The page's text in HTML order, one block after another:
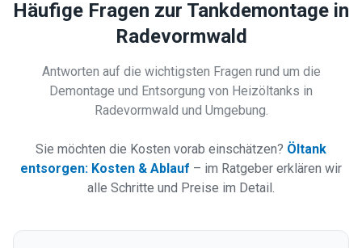
Häufige Fragen zur Tankdemontage in
Radevormwald
Antworten auf die wichtigsten Fragen rund um die
Demontage und Entsorgung von Heizöltanks in
Radevormwald und Umgebung.
Sie möchten die Kosten vorab einschätzen? Öltank
entsorgen: Kosten & Ablauf – im Ratgeber erklären wir
alle Schritte und Preise im Detail.